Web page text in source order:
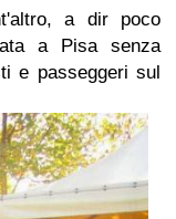
a dir poco
a Pisa senza
e passeggeri sul